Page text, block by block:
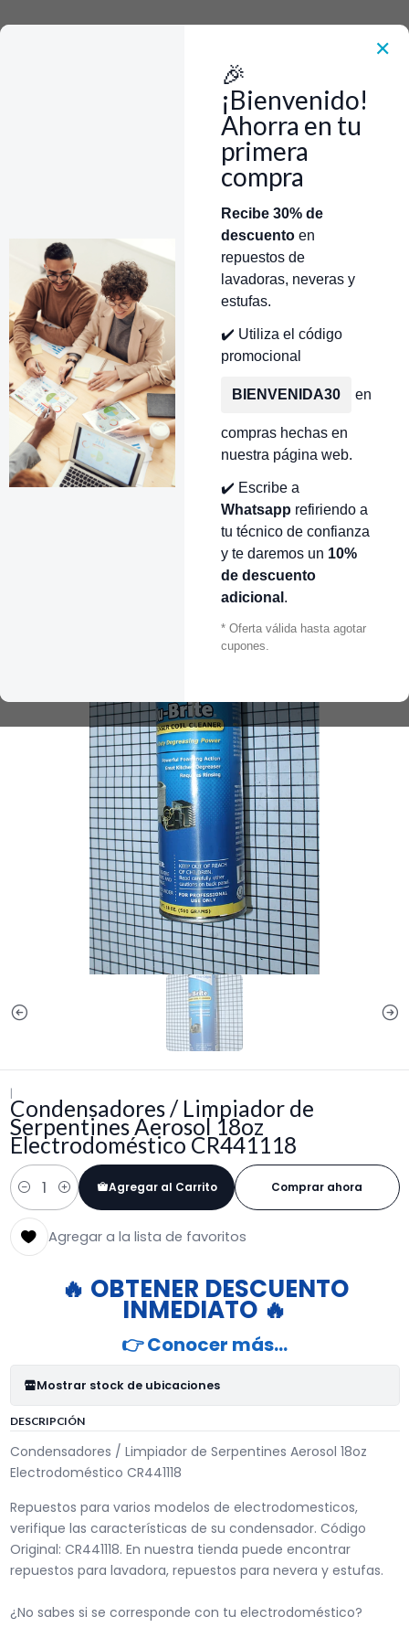
✕
🎉
¡Bienvenido!
Ahorra en tu
primera
compra
Recibe 30% de
descuentoen
repuestos de
lavadoras, neveras y
estufas.
✔️ Utiliza el código
promocional
BIENVENIDA30 en
compras hechas en
nuestra página web.
✔️ Escribe a
Whatsapp refiriendo a
tu técnico de confianza
y te daremos un 10%
de descuento
adicional .
* Oferta válida hasta agotar
cupones.
TiendaTécnicos Autorizados
Donde encontrar modelo? Servicios de Reparación
Herramientas
Condensadores / Limpiador de Serpentines Aerosol 18oz
Electrodoméstico CR441118
|
Condensadores / Limpiador de
Serpentines Aerosol 18oz
Electrodoméstico CR441118
Cantidad
Agregar al Carrito Comprar ahora
Agregar a la lista de favoritos
🔥 OBTENER DESCUENTO
INMEDIATO 🔥
👉 Conocer más…
Mostrar stock de ubicaciones
DESCRIPCIÓN
Condensadores / Limpiador de Serpentines Aerosol 18oz
Electrodoméstico CR441118
Repuestos para varios modelos de electrodomesticos,
verifique las características de su condensador. Código
Original: CR441118. En nuestra tienda puede encontrar
repuestos para lavadora, repuestos para nevera y estufas.
¿No sabes si se corresponde con tu electrodoméstico?